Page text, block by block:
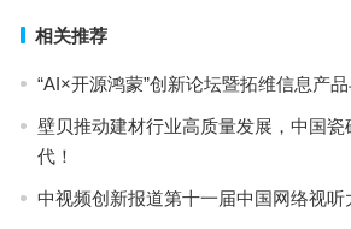
相关推荐
“AI×开源鸿蒙”创新论坛暨拓维信息产
壁贝推动建材行业高质量发展，中国
代！
中视频创新报道第十一届中国网络视听